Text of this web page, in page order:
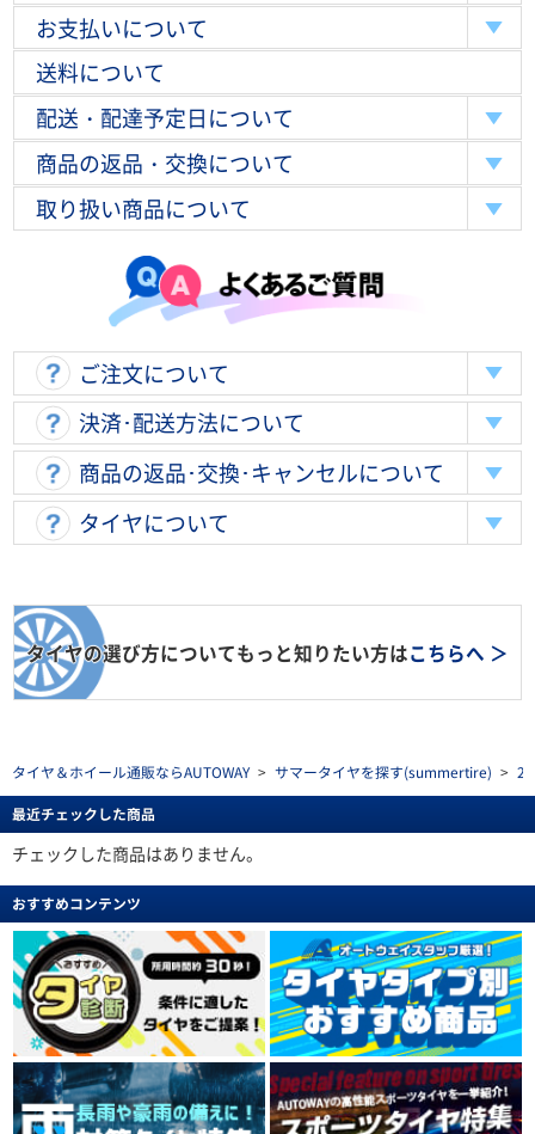
お支払いについて
送料について
配送・配達予定日について
商品の返品・交換について
取り扱い商品について
ご注文について
決済･配送方法について
商品の返品･交換･キャンセルについて
タイヤについて
タイヤの選び方についてもっと知りたい方はこちらへ ＞
タイヤ＆ホイール通販ならAUTOWAY > サマータイヤを探す(summertire) >
最近チェックした商品
チェックした商品はありません。
おすすめコンテンツ